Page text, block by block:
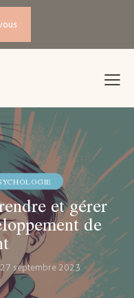
et gérer
de
27 septembre 2023